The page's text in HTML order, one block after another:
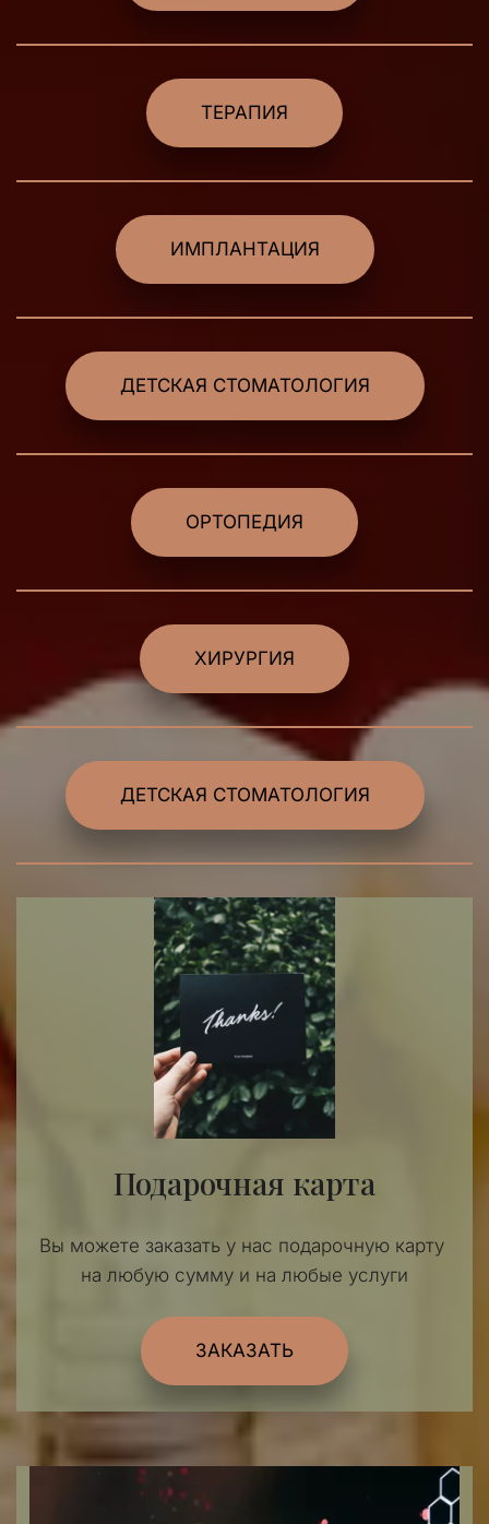
ТЕРАПИЯ
ИМПЛАНТАЦИЯ
ДЕТСКАЯ СТОМАТОЛОГИЯ
ОРТОПЕДИЯ
ХИРУРГИЯ
ДЕТСКАЯ СТОМАТОЛОГИЯ
Подарочная карта
Вы можете заказать у нас подарочную карту
на любую сумму и на любые услуги
ЗАКАЗАТЬ